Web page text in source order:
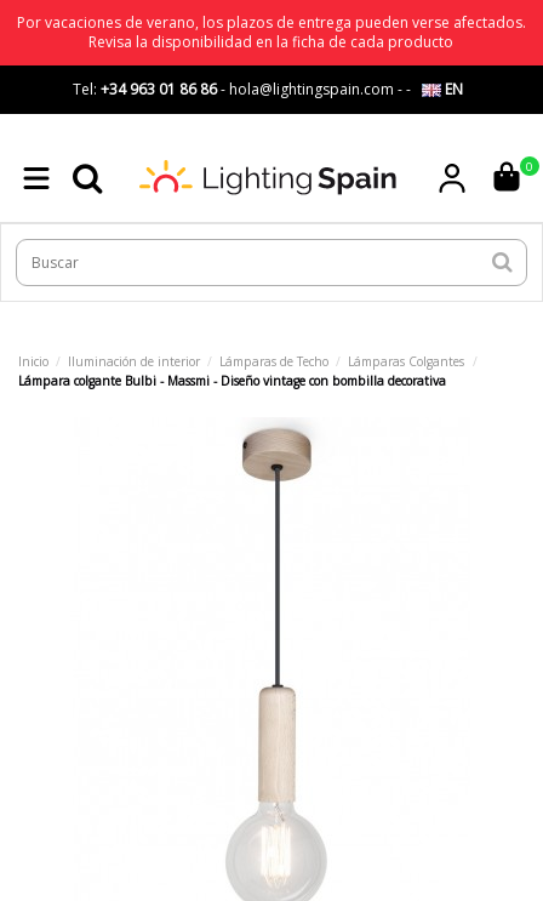
Por vacaciones de verano, los plazos de entrega pueden verse afectados.
Revisa la disponibilidad en la ficha de cada producto
Tel: +34 963 01 86 86-hola@lightingspain.com -- EN
0
Inicio Iluminación de interior Lámparas de Techo
Lámparas Colgantes
Lámpara colgante Bulbi - Massmi - Diseño vintage con bombilla decorativa